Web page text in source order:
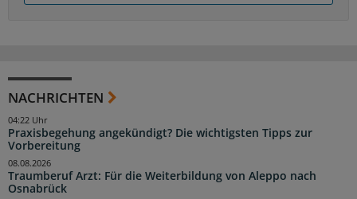
NACHRICHTEN
Praxisbegehung angekündigt? Die wichtigsten Tipps zur
Vorbereitung
04:22 Uhr
Traumberuf Arzt: Für die Weiterbildung von Aleppo nach
Osnabrück
08.08.2026